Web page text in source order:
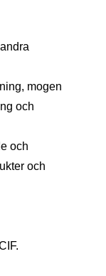
mogen
och
och
och